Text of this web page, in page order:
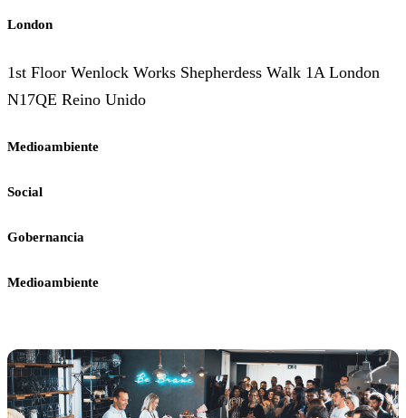
London
1st Floor Wenlock Works Shepherdess Walk 1A London
N17QE Reino Unido
Medioambiente
Social
Gobernancia
Medioambiente